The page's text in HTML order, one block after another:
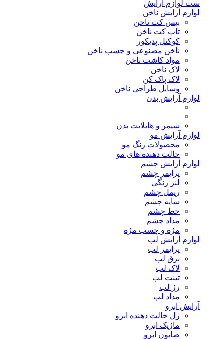
ست لوازم آرایش
لوازم آرایش ناخن
بیس کت ناخن
تاپ کت ناخن
کوکتل پدیکور
ناخن مصنوعی و چسب ناخن
مواد کاشت ناخن
لاک ناخن
لاک پاک کن
وسایل طراحی ناخن
لوازم آرایش بدن
شیمر و هایلایت بدن
لوازم آرایش مو
محصولات رنگ مو
حالت دهنده های مو
لوازم آرایش چشم
پرایمر چشم
لنز رنگی
ریمل چشم
سایه چشم
خط چشم
مداد چشم
مژه و چسب مژه
لوازم آرایش لب
پرایمر لب
برق لب
لاک لب
تینت لب
رژ لب
مداد لب
آرایش ابرو
ژل حالت دهنده ابرو
ماژیک ابرو
صابون ابرو